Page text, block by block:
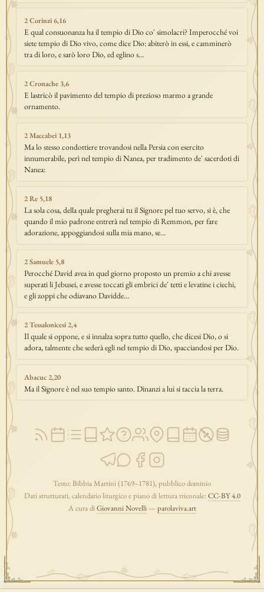
2 Corinzi 6,16
E qual consuonanza ha il tempio di Dio co' simolacri? Imperocché voi
siete tempio di Dio vivo, come dice Dio: abiterò in essi, e camminerò
tra di loro, e sarò loro Dio, ed eglino s…
2 Cronache 3,6
E lastricò il pavimento del tempio di prezioso marmo a grande
ornamento.
2 Maccabei 1,13
Ma lo stesso condottiere trovandosi nella Persia con esercito
innumerabile, perì nel tempio di Nanea, per tradimento de' sacerdoti di
Nanea:
2 Re 5,18
La sola cosa, della quale pregherai tu il Signore pel tuo servo, si è, che
quando il mio padrone entrerà nel tempio di Remmon, per fare
adorazione, appoggiandosi sulla mia mano, se…
2 Samuele 5,8
Perocché David avea in quel giorno proposto un premio a chi avesse
superati li Jebusei, e avesse toccati gli embrici de' tetti e levatine i ciechi,
e gli zoppi che odiavano Davidde…
2 Tessalonicesi 2,4
Il quale si oppone, e si innalza sopra tutto quello, che dicesi Dio, o si
adora, talmente che sederà egli nel tempio di Dio, spacciandosi per Dio.
Abacuc 2,20
Ma il Signore è nel suo tempio santo. Dinanzi a lui si taccia la terra.
Testo: Bibbia Martini (1769–1781), pubblico dominio
Dati strutturati, calendario liturgico e piano di lettura triennale: CC-BY 4.0
A cura diGiovanni Novelli—parolaviva.art